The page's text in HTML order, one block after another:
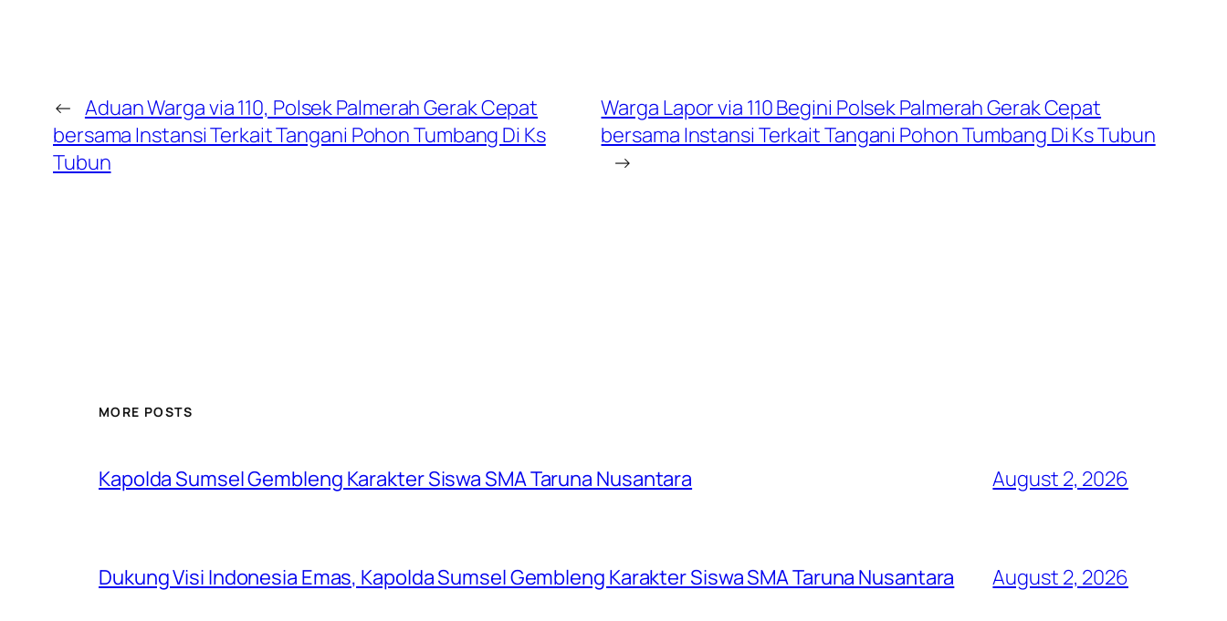
← Aduan Warga via 110, Polsek Palmerah Gerak Cepat
bersama Instansi Terkait Tangani Pohon Tumbang Di Ks
Tubun
Warga Lapor via 110 Begini Polsek Palmerah Gerak Cepat
bersama Instansi Terkait Tangani Pohon Tumbang Di Ks Tubun
→
MORE POSTS
Kapolda Sumsel Gembleng Karakter Siswa SMA Taruna Nusantara August 2, 2026
Dukung Visi Indonesia Emas, Kapolda Sumsel Gembleng Karakter Siswa SMA Taruna Nusantara August 2, 2026